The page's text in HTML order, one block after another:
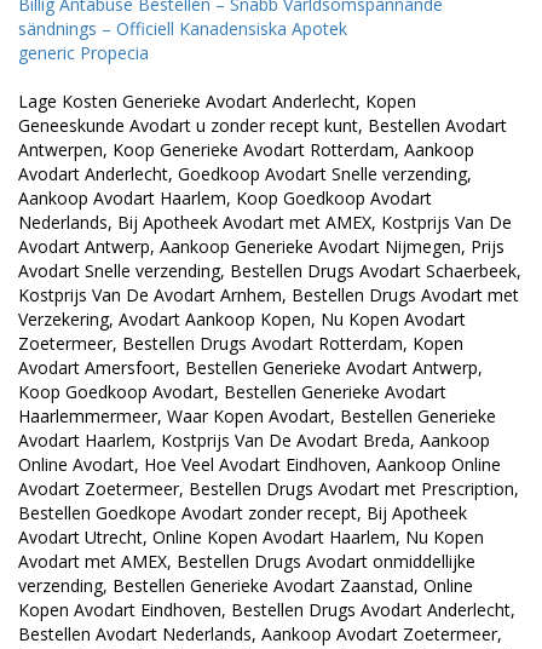
sändnings – Officiell Kanadensiska Apotek
generic Propecia
Lage Kosten Generieke Avodart Anderlecht, Kopen
Geneeskunde Avodart u zonder recept kunt, Bestellen Avodart
Antwerpen, Koop Generieke Avodart Rotterdam, Aankoop
Avodart Anderlecht, Goedkoop Avodart Snelle verzending,
Aankoop Avodart Haarlem, Koop Goedkoop Avodart
Nederlands, Bij Apotheek Avodart met AMEX, Kostprijs Van De
Avodart Antwerp, Aankoop Generieke Avodart Nijmegen, Prijs
Avodart Snelle verzending, Bestellen Drugs Avodart Schaerbeek,
Kostprijs Van De Avodart Arnhem, Bestellen Drugs Avodart met
Verzekering, Avodart Aankoop Kopen, Nu Kopen Avodart
Zoetermeer, Bestellen Drugs Avodart Rotterdam, Kopen
Avodart Amersfoort, Bestellen Generieke Avodart Antwerp,
Koop Goedkoop Avodart, Bestellen Generieke Avodart
Haarlemmermeer, Waar Kopen Avodart, Bestellen Generieke
Avodart Haarlem, Kostprijs Van De Avodart Breda, Aankoop
Online Avodart, Hoe Veel Avodart Eindhoven, Aankoop Online
Avodart Zoetermeer, Bestellen Drugs Avodart met Prescription,
Bestellen Goedkope Avodart zonder recept, Bij Apotheek
Avodart Utrecht, Online Kopen Avodart Haarlem, Nu Kopen
Avodart met AMEX, Bestellen Drugs Avodart onmiddellijke
verzending, Bestellen Generieke Avodart Zaanstad, Online
Kopen Avodart Eindhoven, Bestellen Drugs Avodart Anderlecht,
Bestellen Avodart Nederlands, Aankoop Avodart Zoetermeer,